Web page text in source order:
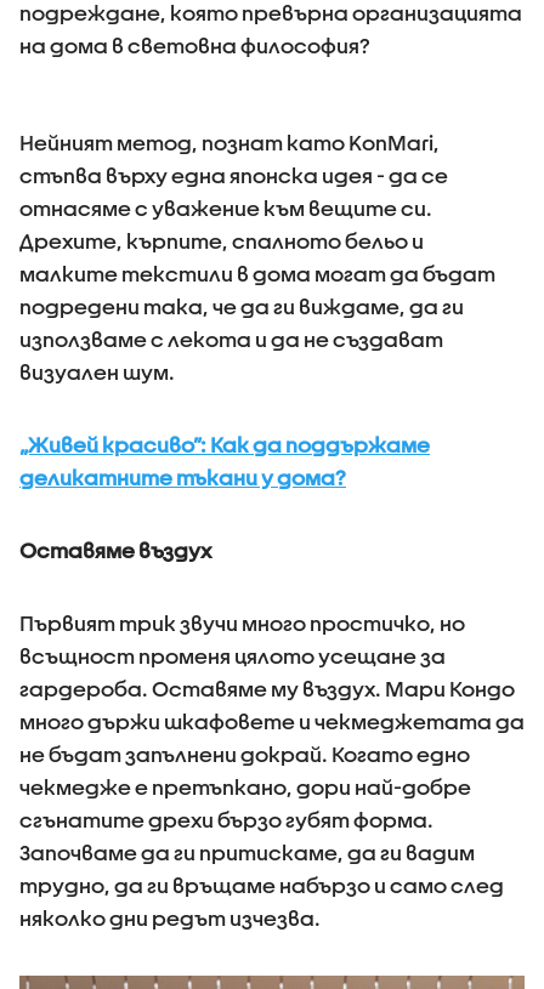
подреждане, която превърна организацията
на дома в световна философия?
Нейният метод, познат като KonMari,
стъпва върху една японска идея - да се
отнасяме с уважение към вещите си.
Дрехите, кърпите, спалното бельо и
малките текстили в дома могат да бъдат
подредени така, че да ги виждаме, да ги
използваме с лекота и да не създават
визуален шум.
„Живей красиво”: Как да поддържаме
деликатните тъкани у дома?
Оставяме въздух
Първият трик звучи много простичко, но
всъщност променя цялото усещане за
гардероба. Оставяме му въздух. Мари Кондо
много държи шкафовете и чекмеджетата да
не бъдат запълнени докрай. Когато едно
чекмедже е претъпкано, дори най-добре
сгънатите дрехи бързо губят форма.
Започваме да ги притискаме, да ги вадим
трудно, да ги връщаме набързо и само след
няколко дни редът изчезва.